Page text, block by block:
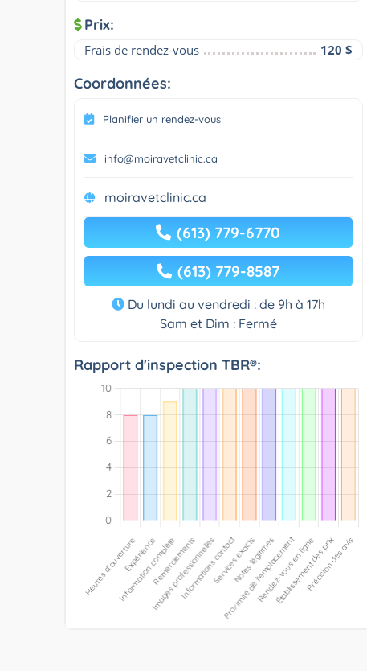
Prix:
Frais de rendez-vous 120 $
Coordonnées:
Planifier un rendez-vous
info@moiravetclinic.ca
moiravetclinic.ca
(613) 779-6770
(613) 779-8587
Du lundi au vendredi : de 9h à 17h
Sam et Dim : Fermé
Rapport d'inspection TBR®: